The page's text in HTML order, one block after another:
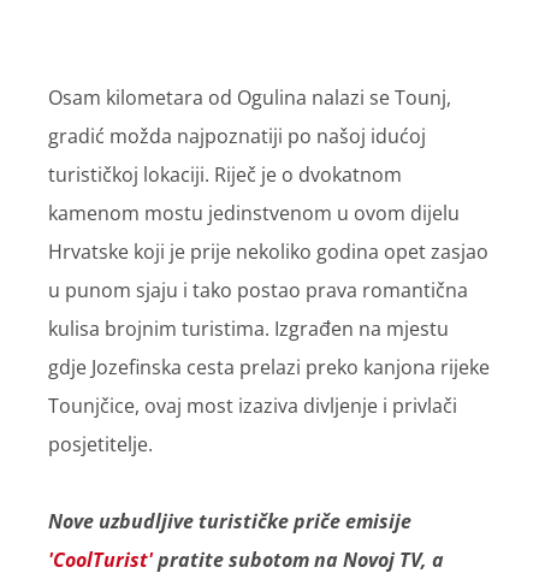
Osam kilometara od Ogulina nalazi se Tounj,
gradić možda najpoznatiji po našoj idućoj
turističkoj lokaciji. Riječ je o dvokatnom
kamenom mostu jedinstvenom u ovom dijelu
Hrvatske koji je prije nekoliko godina opet zasjao
u punom sjaju i tako postao prava romantična
kulisa brojnim turistima. Izgrađen na mjestu
gdje Jozefinska cesta prelazi preko kanjona rijeke
Tounjčice, ovaj most izaziva divljenje i privlači
posjetitelje.
Nove uzbudljive turističke priče emisije
'CoolTurist'pratite subotom na Novoj TV, a